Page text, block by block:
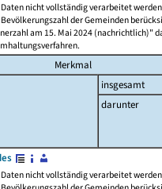
nicht vollständig verarbeitet
der Gemeinden
am 15. Mai 2024 (nachrichtlich)"
Merkmal
insgesamt
darunter
nicht vollständig verarbeitet